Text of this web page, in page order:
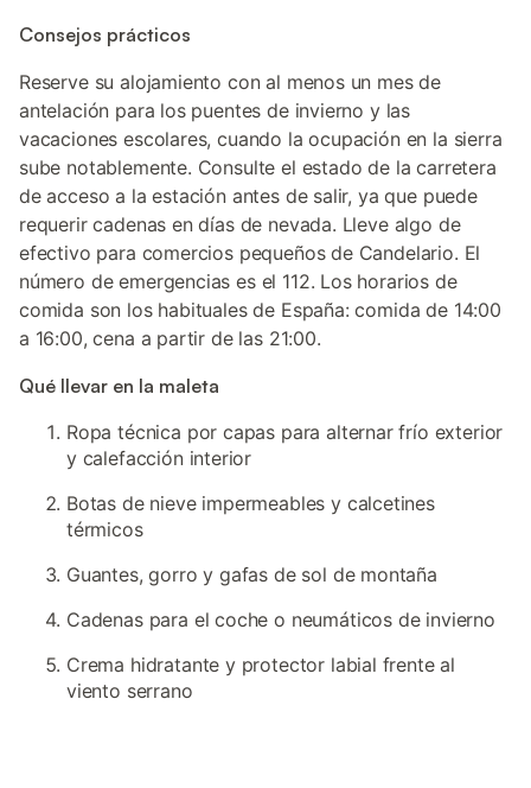
Consejos prácticos
Reserve su alojamiento con al menos un mes de
antelación para los puentes de invierno y las
vacaciones escolares, cuando la ocupación en la sierra
sube notablemente. Consulte el estado de la carretera
de acceso a la estación antes de salir, ya que puede
requerir cadenas en días de nevada. Lleve algo de
efectivo para comercios pequeños de Candelario. El
número de emergencias es el 112. Los horarios de
comida son los habituales de España: comida de 14:00
a 16:00, cena a partir de las 21:00.
Qué llevar en la maleta
Ropa técnica por capas para alternar frío exterior
y calefacción interior
Botas de nieve impermeables y calcetines
térmicos
Guantes, gorro y gafas de sol de montaña
Cadenas para el coche o neumáticos de invierno
Crema hidratante y protector labial frente al
viento serrano